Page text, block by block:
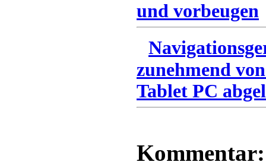
und vorbeugen
zunehmend
Tablet PC
Kommentar: